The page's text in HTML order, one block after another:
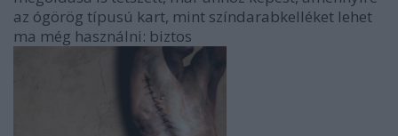
az ógörög típusú kart, mint színdarabkelléket lehet
ma még használni: biztos